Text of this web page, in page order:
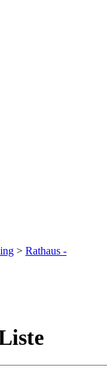
> Rathaus -